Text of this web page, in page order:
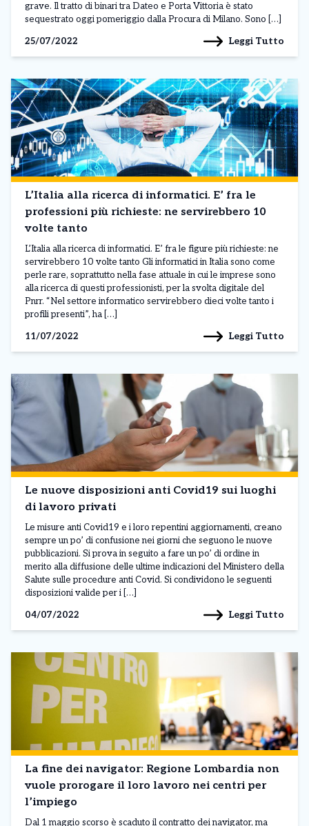
grave. Il tratto di binari tra Dateo e Porta Vittoria è stato
sequestrato oggi pomeriggio dalla Procura di Milano. Sono […]
25/07/2022
Leggi Tutto
L’Italia alla ricerca di informatici. E’ fra le
professioni più richieste: ne servirebbero 10
volte tanto
L’Italia alla ricerca di informatici. E’ fra le figure più richieste: ne
servirebbero 10 volte tanto Gli informatici in Italia sono come
perle rare, soprattutto nella fase attuale in cui le imprese sono
alla ricerca di questi professionisti, per la svolta digitale del
Pnrr. “Nel settore informatico servirebbero dieci volte tanto i
profili presenti”, ha […]
11/07/2022
Leggi Tutto
Le nuove disposizioni anti Covid19 sui luoghi
di lavoro privati
Le misure anti Covid19 e i loro repentini aggiornamenti, creano
sempre un po’ di confusione nei giorni che seguono le nuove
pubblicazioni. Si prova in seguito a fare un po’ di ordine in
merito alla diffusione delle ultime indicazioni del Ministero della
Salute sulle procedure anti Covid. Si condividono le seguenti
disposizioni valide per i […]
04/07/2022
Leggi Tutto
La fine dei navigator: Regione Lombardia non
vuole prorogare il loro lavoro nei centri per
l’impiego
Dal 1 maggio scorso è scaduto il contratto dei navigator, ma